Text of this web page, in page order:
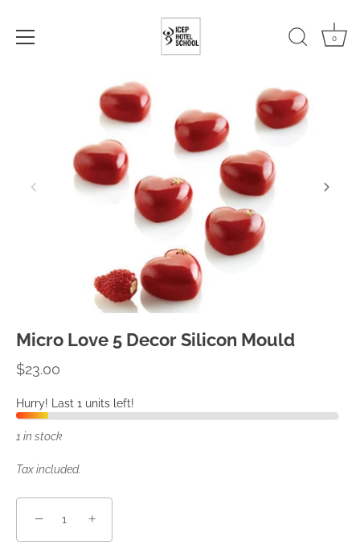
0
Micro Love 5 Decor Silicon Mould
$23.00
Hurry! Last 1 units left!
1 in stock
Tax included.
− +